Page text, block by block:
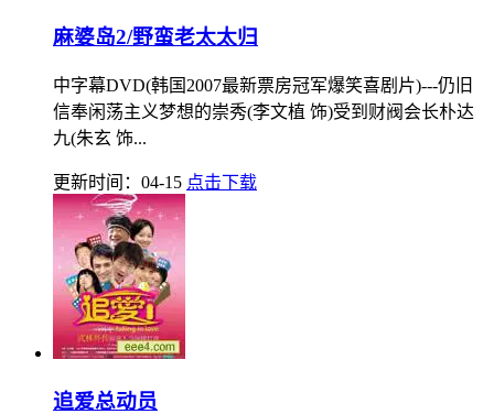
麻婆岛2/野蛮老太太归
中字幕DVD(韩国2007最新票房冠军爆笑喜剧片)---仍旧
信奉闲荡主义梦想的崇秀(李文植 饰)受到财阀会长朴达
九(朱玄 饰...
更新时间：04-15 点击下载
追爱总动员